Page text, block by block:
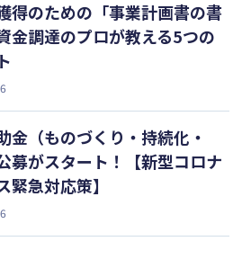
得のための「事業計画書の書
金調達のプロが教える5つの
金（ものづくり・持続化・
募がスタート！【新型コロナ
緊急対応策】